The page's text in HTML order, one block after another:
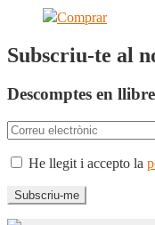
Comprar
Subscriu-te al
Descomptes en
He llegit i accepto la